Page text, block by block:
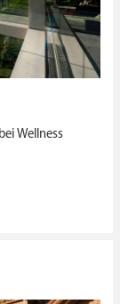
Wellness